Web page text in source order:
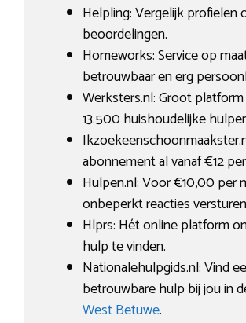
Helpling: Vergelijk profielen
beoordelingen.
Homeworks: Service op
betrouwbaar en erg
Werksters.nl: Groot
13.500 huishoudelijke
abonnement al vanaf €12
Hulpen.nl: Voor €10,00 per
onbeperkt reacties
Hlprs: Hét online platform
hulp te vinden.
Nationalehulpgids.nl: Vind
betrouwbare hulp bij jou in
West Betuwe.